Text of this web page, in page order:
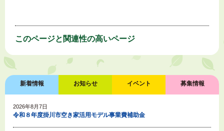
このページと 関連性の高いページ
新着情報 お知らせ イベント 募集情報
2026年8月7日
令和８年度掛川市空き家活用モデル事業費補助金